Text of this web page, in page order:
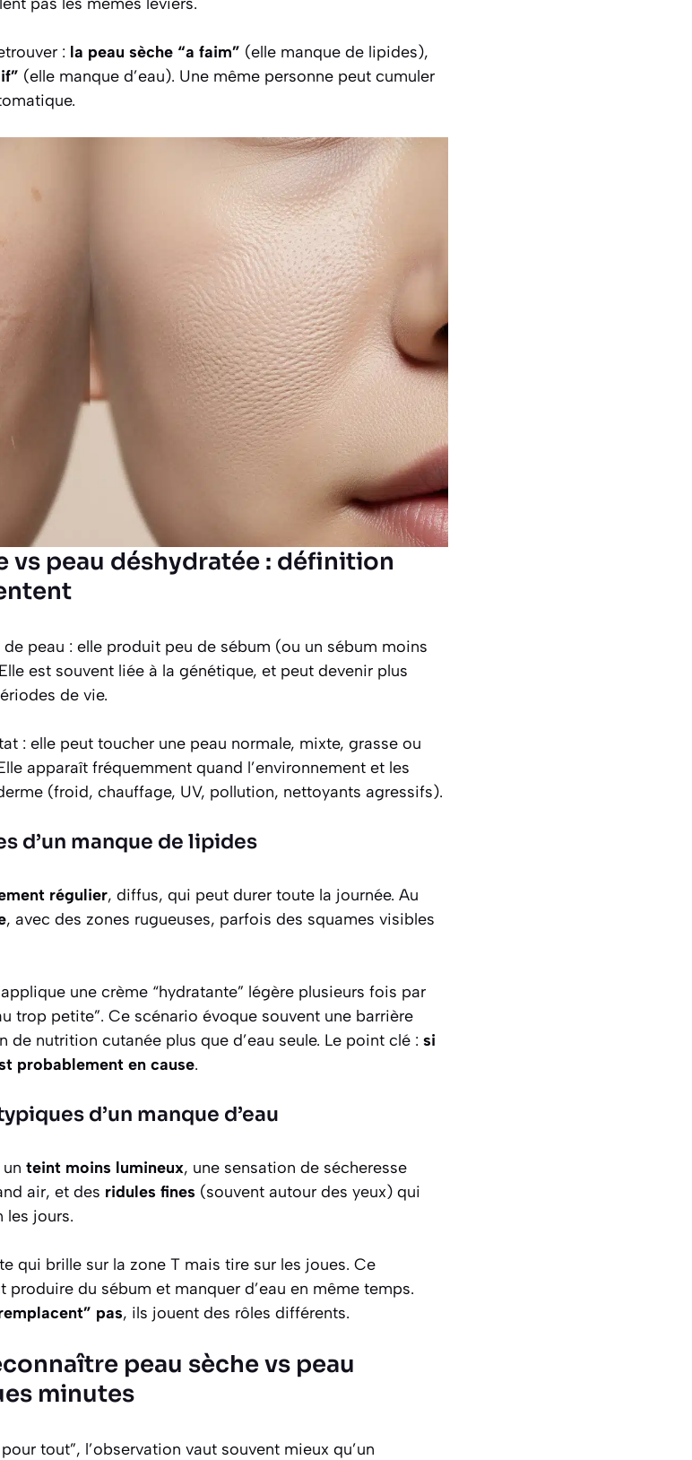
: la peau sèche “a faim” (elle manque de lipides),
(elle manque d’eau). Une même personne peut cumuler
vs peau déshydratée : définition
peau : elle produit peu de sébum (ou un sébum moins
est souvent liée à la génétique, et peut devenir plus
de vie.
: elle peut toucher une peau normale, mixte, grasse ou
apparaît fréquemment quand l’environnement et les
(froid, chauffage, UV, pollution, nettoyants agressifs).
d’un manque de lipides
régulier, diffus, qui peut durer toute la journée. Au
, avec des zones rugueuses, parfois des squames visibles
une crème “hydratante” légère plusieurs fois par
trop petite”. Ce scénario évoque souvent une barrière
nutrition cutanée plus que d’eau seule. Le point clé : si
probablement en cause.
d’un manque d’eau
teint moins lumineux, une sensation de sécheresse
air, et des ridules fines (souvent autour des yeux) qui
les jours.
qui brille sur la zone T mais tire sur les joues. Ce
du sébum et manquer d’eau en même temps.
pas, ils jouent des rôles différents.
peau sèche vs peau
minutes
tout”, l’observation vaut souvent mieux qu’un